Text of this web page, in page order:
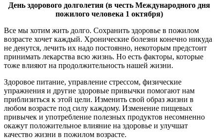
День здорового долголетия (в честь Международного дня
пожилого человека 1 октября)
Все мы хотим жить долго. Сохранить здоровье в пожилом
возрасте хочет каждый. Хронические болезни конечно никуда
не денутся, лечить их надо постоянно, некоторым предстоит
принимать лекарства всю жизнь. Но есть факторы, которые
тоже влияют на продолжительность нашей жизни.
Здоровое питание, управление стрессом, физические
упражнения и другие здоровые привычки помогают нам
приблизиться к этой цели. Изменить свой образ жизни в
любом возрасте под силу каждому. Изменение пищевых
привычек и употребление полезных продуктов несомненно
окажут положительное влияние на здоровье и улучшат
качество жизни в пожилом возрасте.